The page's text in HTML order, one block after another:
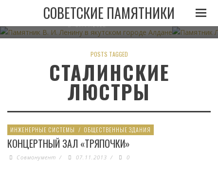
СОВЕТСКИЕ ПАМЯТНИКИ
ПАМЯТНИК В. И. ЛЕНИНУ В ЯКУТСКОМ ГОРОДЕ
АЛДАНЕ
07.11.2022
POSTS TAGGED
СТАЛИНСКИЕ
ЛЮСТРЫ
ИНЖЕНЕРНЫЕ СИСТЕМЫ / ОБЩЕСТВЕННЫЕ ЗДАНИЯ
КОНЦЕРТНЫЙ ЗАЛ «ТРЯПОЧКИ»
Совмонумент / 07.11.2013 / 0